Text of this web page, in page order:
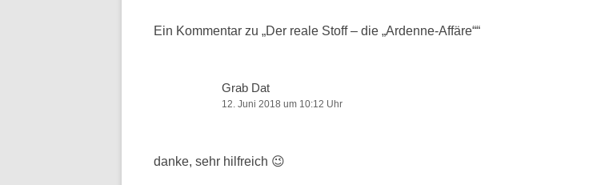
Ein Kommentar zu „Der reale Stoff – die „Ardenne-Affäre““
Grab Dat
12. Juni 2018 um 10:12 Uhr
danke, sehr hilfreich 😉